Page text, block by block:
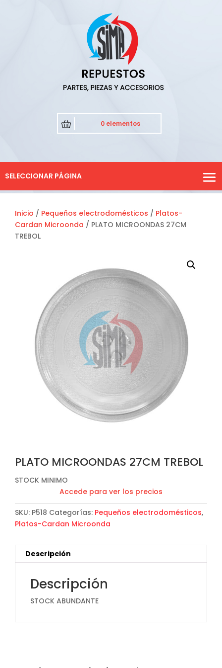
0 elementos
SELECCIONAR PÁGINA
Inicio / Pequeños electrodomésticos / Platos-
Cardan Microonda / PLATO MICROONDAS 27CM
TREBOL
PLATO MICROONDAS 27CM TREBOL
STOCK MINIMO
Accede para ver los precios
SKU: P518 Categorías: Pequeños electrodomésticos,
Platos-Cardan Microonda
Descripción
Descripción
STOCK ABUNDANTE